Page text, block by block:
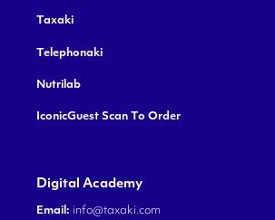
Taxaki
Telephonaki
Nutrilab
IconicGuest Scan To Order
Digital Academy
Email: info@taxaki.com